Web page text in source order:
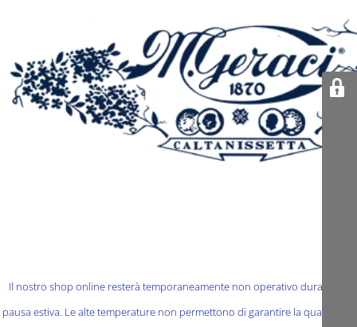
Il nostro shop online resterà temporaneamente non operativo durante la
pausa estiva. Le alte temperature non permettono di garantire la qualità che